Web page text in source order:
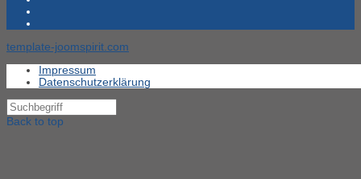
template-joomspirit.com
Impressum
Datenschutzerklärung
Back to top